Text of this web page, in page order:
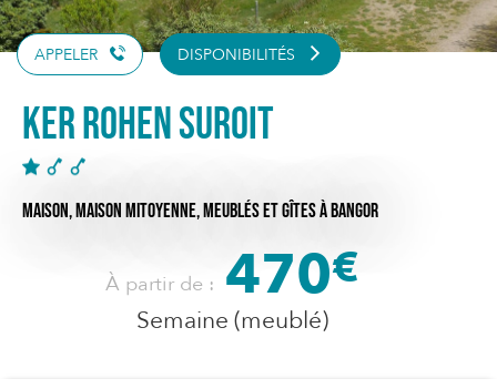
APPELER DISPONIBILITÉS
Ker Rohen Suroit
MAISON,MAISON MITOYENNE,MEUBLÉS ET GÎTESÀ BANGOR
À partir de : 470€
Semaine (meublé)